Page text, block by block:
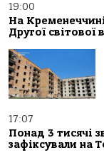
19:00
На
Другої світової
17:07
Понад 3 тисячі
зафіксували на